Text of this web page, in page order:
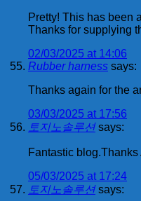
Pretty! This has been
Thanks for supplying
02/03/2025 at 14:06
Rubber harness says:
Thanks again for the
03/03/2025 at 17:56
토지노솔루션 says:
Fantastic blog.Thanks
05/03/2025 at 17:24
토지노솔루션 says: